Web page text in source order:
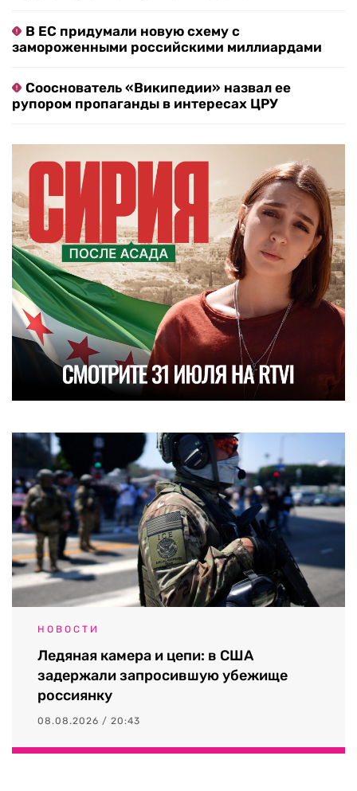
В ЕС придумали новую схему с
замороженными российскими миллиардами
Сооснователь «Википедии» назвал ее
рупором пропаганды в интересах ЦРУ
НОВОСТИ
Ледяная камера и цепи: в США
задержали запросившую убежище
россиянку
08.08.2026 / 20:43